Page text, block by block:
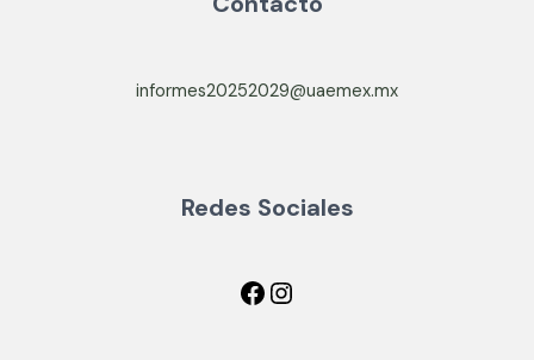
informes20252029@uaemex.mx
Redes Sociales